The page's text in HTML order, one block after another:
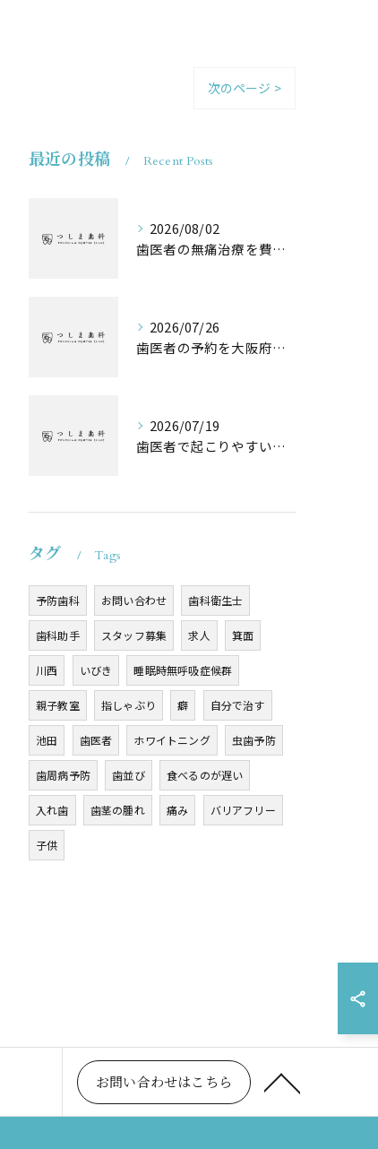
次のページ >
最近の投稿 Recent Posts
2026/08/02
歯医者の無痛治療を費用や保険の違いまで徹底解説
2026/07/26
歯医者の予約を大阪府池田市高槻市でスムーズに取るためのポイントと失敗しない選び方
2026/07/19
歯医者で起こりやすい子供のトラブルと自宅でできるケア方法
タグ Tags
予防歯科 お問い合わせ 歯科衛生士
歯科助手 スタッフ募集 求人 箕面
川西 いびき 睡眠時無呼吸症候群
親子教室 指しゃぶり 癖 自分で治す
池田 歯医者 ホワイトニング 虫歯予防
歯周病予防 歯並び 食べるのが遅い
入れ歯 歯茎の腫れ 痛み バリアフリー
子供
お問い合わせはこちら